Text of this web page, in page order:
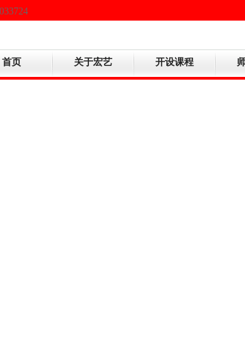
首页 关于宏艺 开设课程